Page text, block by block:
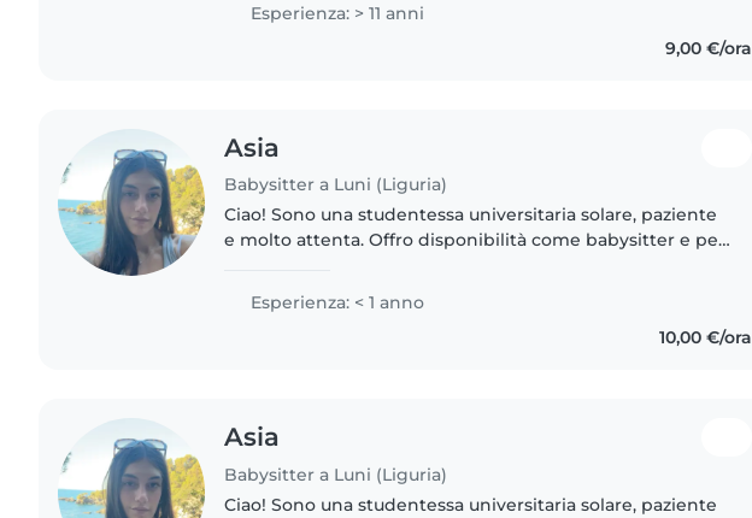
Esperienza: > 11 anni
9,00 €/ora
Asia
Babysitter a Luni (Liguria)
Ciao! Sono una studentessa universitaria solare, paziente
e molto attenta. Offro disponibilità come babysitter e per
Esperienza: < 1 anno
10,00 €/ora
Asia
Babysitter a Luni (Liguria)
Ciao! Sono una studentessa universitaria solare, paziente